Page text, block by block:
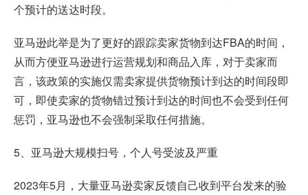
个预计的送达时段。
亚马逊此举是为了更好的跟踪卖家货物到达FBA的时间，
从而方便亚马逊进行运营规划和商品入库，对于卖家而
言，该政策的实施仅需卖家提供货物预计到达的时间段即
可，即使卖家的货物错过预计到达的时间也不会受到任何
惩罚，亚马逊也不会强制采取任何措施。
5、亚马逊大规模扫号，个人号受波及严重
2023年5月，大量亚马逊卖家反馈自己收到平台发来的验